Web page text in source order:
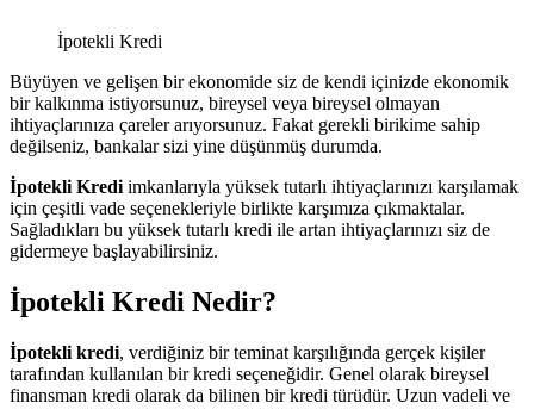
İpotekli Kredi
Büyüyen ve gelişen bir ekonomide siz de kendi içinizde ekonomik
bir kalkınma istiyorsunuz, bireysel veya bireysel olmayan
ihtiyaçlarınıza çareler arıyorsunuz. Fakat gerekli birikime sahip
değilseniz, bankalar sizi yine düşünmüş durumda.
İpotekli Kredi imkanlarıyla yüksek tutarlı ihtiyaçlarınızı karşılamak
için çeşitli vade seçenekleriyle birlikte karşımıza çıkmaktalar.
Sağladıkları bu yüksek tutarlı kredi ile artan ihtiyaçlarınızı siz de
gidermeye başlayabilirsiniz.
İpotekli Kredi Nedir?
İpotekli kredi, verdiğiniz bir teminat karşılığında gerçek kişiler
tarafından kullanılan bir kredi seçeneğidir. Genel olarak bireysel
finansman kredi olarak da bilinen bir kredi türüdür. Uzun vadeli ve